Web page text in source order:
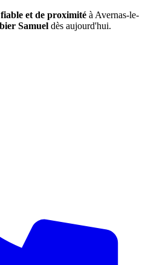
et de proximité à Avernas-le-
Samuel dès aujourd'hui.